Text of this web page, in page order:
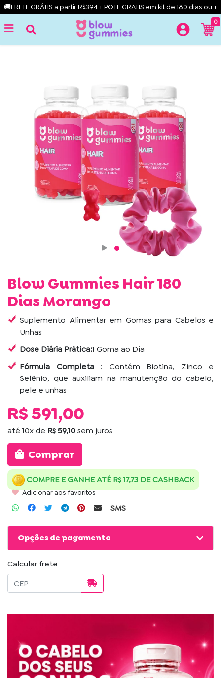
🚚FRETE GRÁTIS a partir R$394 + POTE GRATIS em kit de 180 dias ou +
0
Blow Gummies Hair 180
Dias Morango
Suplemento Alimentar em Gomas para Cabelos e
Unhas
Dose Diária Prática:1 Goma ao Dia
Fórmula Completa: Contém Biotina, Zinco e
Selênio, que auxiliam na manutenção do cabelo,
pele e unhas
R$ 591,00
até10xde R$ 59,10sem juros
Comprar
COMPRE E GANHE ATÉ R$ 17,73 DE CASHBACK
Adicionar aos favoritos
SMS
Opções de pagamento
Calcular frete